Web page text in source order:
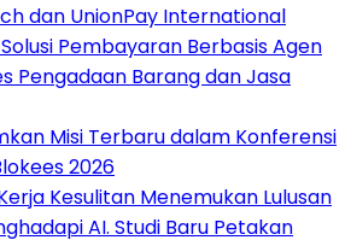
dan UnionPay International
Pembayaran Berbasis Agen
Pengadaan Barang dan Jasa
Misi Terbaru dalam Konferensi
2026
Kesulitan Menemukan Lulusan
AI. Studi Baru Petakan